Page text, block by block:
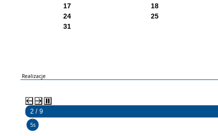
17
18
24
25
31
Realizacje
2 / 9
5s